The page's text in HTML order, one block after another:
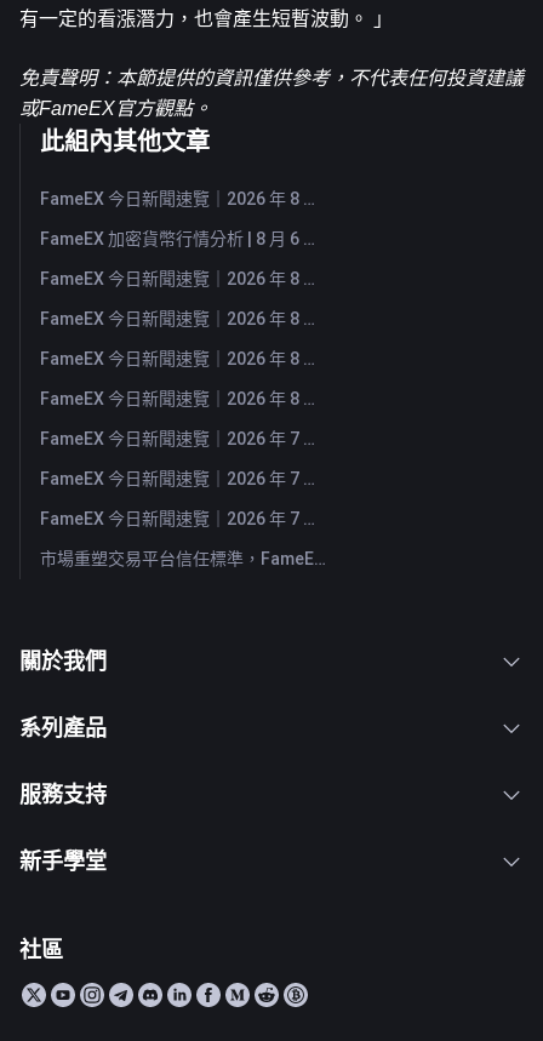
有一定的看漲潛力，也會產生短暫波動。 」
免責聲明：本節提供的資訊僅供參考，不代表任何投資建議
或FameEX官方觀點。
此組內其他文章
FameEX 今日新聞速覽｜2026 年 8 月 7 日
FameEX 加密貨幣行情分析 | 8 月 6 日, 2026
FameEX 今日新聞速覽｜2026 年 8 月 6 日
FameEX 今日新聞速覽｜2026 年 8 月 5 日
FameEX 今日新聞速覽｜2026 年 8 月 4 日
FameEX 今日新聞速覽｜2026 年 8 月 3 日
FameEX 今日新聞速覽｜2026 年 7 月 31 日
FameEX 今日新聞速覽｜2026 年 7 月 30 日
FameEX 今日新聞速覽｜2026 年 7 月 29 日
市場重塑交易平台信任標準，FameEX 以八年穩健營運持續服務全球用戶
關於我們
系列產品
服務支持
新手學堂
社區